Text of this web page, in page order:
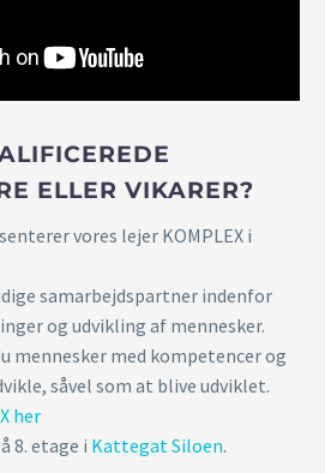
ELLER VIKARER?
vores lejer KOMPLEX i
samarbejdspartner indenfor
og udvikling af mennesker.
mennesker med kompetencer og
såvel som at blive udviklet.
her
8. etage i Kattegat Siloen.